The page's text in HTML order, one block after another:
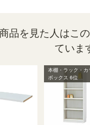
品を見た人はこ
ていま
本棚・ラック・カ
ボックス 6位